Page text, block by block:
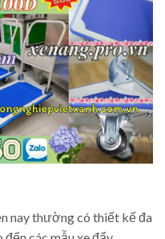
nay thường có thiết kế đa